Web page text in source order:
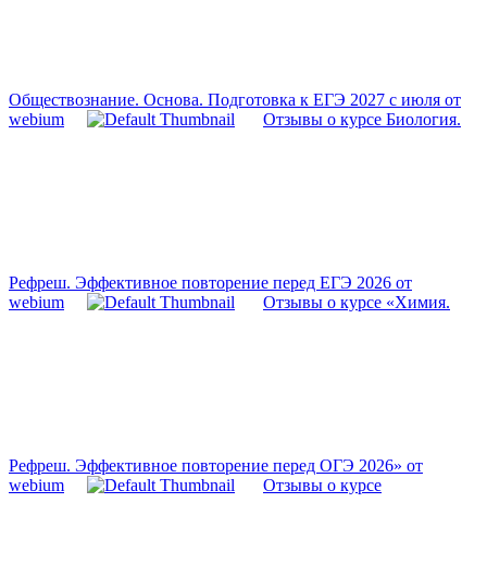
Обществознание. Основа. Подготовка к ЕГЭ 2027 с июля от
webium
Отзывы о курсе Биология.
Рефреш. Эффективное повторение перед ЕГЭ 2026 от
webium
Отзывы о курсе «Химия.
Рефреш. Эффективное повторение перед ОГЭ 2026» от
webium
Отзывы о курсе